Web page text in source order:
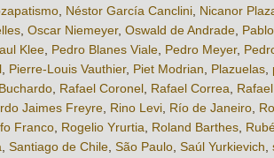
, Néstor García Canclini, Nicanor
, Oscar Niemeyer, Oswald de Andrade,
Klee, Pedro Blanes Viale, Pedro Meyer,
, Pierre-Louis Vauthier, Piet Modrian, Plazuelas,
, Rafael Coronel, Rafael Correa,
Jaimes Freyre, Rino Levi, Río de Janeiro,
Franco, Rogelio Yrurtia, Roland Barthes,
, Santiago de Chile, São Paulo, Saúl Yurkievich,